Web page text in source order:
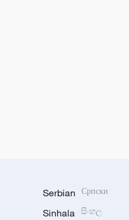
Serbian Српски
Sinhala සිංහල